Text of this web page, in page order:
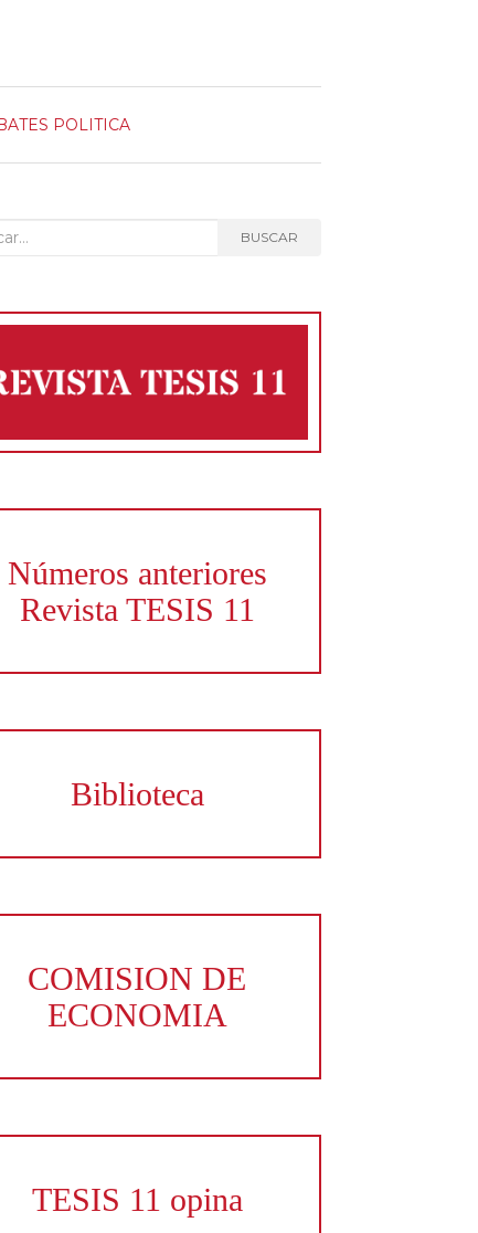
POLITICA
BUSCAR
Números anteriores
Revista TESIS 11
Biblioteca
COMISION DE
ECONOMIA
TESIS 11 opina